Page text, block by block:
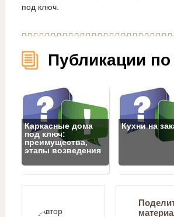
под ключ.
Публикации
Каркасные дома
под ключ:
преимущества,
этапы возведения
Кухни на